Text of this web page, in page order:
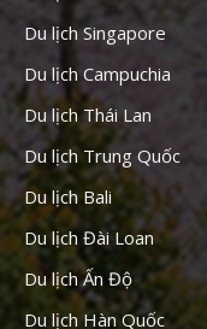
Du lịch Singapore
Du lịch Campuchia
Du lịch Thái Lan
Du lịch Trung Quốc
Du lịch Bali
Du lịch Đài Loan
Du lịch Ấn Độ
Du lịch Hàn Quốc